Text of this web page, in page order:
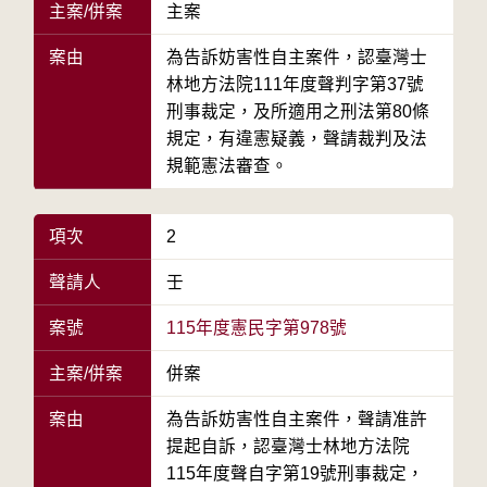
主案/併案 主案
案由
為告訴妨害性自主案件，認臺灣士
林地方法院111年度聲判字第37號
刑事裁定，及所適用之刑法第80條
規定，有違憲疑義，聲請裁判及法
規範憲法審查。
項次 2
聲請人 壬
案號 115年度憲民字第978號
主案/併案 併案
案由
為告訴妨害性自主案件，聲請准許
提起自訴，認臺灣士林地方法院
115年度聲自字第19號刑事裁定，